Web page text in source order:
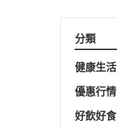
分類
健康生活
優惠行情
好飲好食